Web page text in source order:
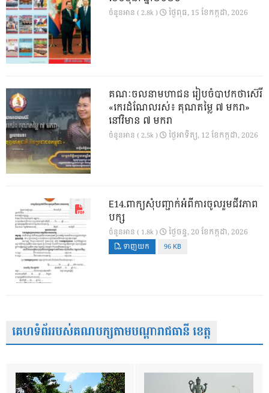
ចំនួនអាន ( 2.8k ) ថ្ងៃ​ពុធ, 15 ខែ​កក្កដា, 2026
គណៈចលនាមហាជន រៀបចំបាឋកថាស៊េរី
«កេរដំណែលរស់៖ គុណតម្លៃ ៧ មករា»
នៅវិមាន ៧ មករា
ចំនួនអាន ( 2.5k ) ថ្ងៃ​អាទិត្យ, 12 ខែ​កក្កដា, 2026
E14.ពាក្យសុំបញ្ជាក់អំពីការចូលរួមជីវភាព
បក្ស
ចំនួនអាន ( 1.8k ) ថ្ងៃ​ចន្ទ, 20 ខែ​កក្កដា, 2026
ទាញយក 96 KB
គេហទំព័ររបស់គណបក្សតាមបណ្តារាជធានី ខេត្ត